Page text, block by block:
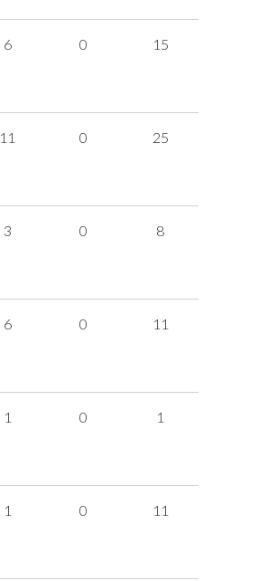
6 0 15
11 0 25
3 0 8
6 0 11
1 0 1
1 0 11